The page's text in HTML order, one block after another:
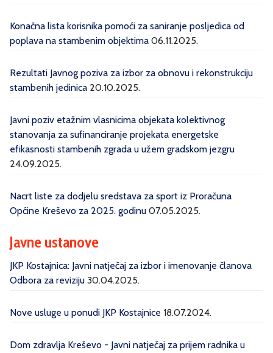
Konačna lista korisnika pomoći za saniranje posljedica od
poplava na stambenim objektima 06.11.2025.
Rezultati Javnog poziva za izbor za obnovu i rekonstrukciju
stambenih jedinica 20.10.2025.
Javni poziv etažnim vlasnicima objekata kolektivnog
stanovanja za sufinanciranje projekata energetske
efikasnosti stambenih zgrada u užem gradskom jezgru
24.09.2025.
Nacrt liste za dodjelu sredstava za sport iz Proračuna
Općine Kreševo za 2025. godinu 07.05.2025.
Javne ustanove
JKP Kostajnica: Javni natječaj za izbor i imenovanje članova
Odbora za reviziju 30.04.2025.
Nove usluge u ponudi JKP Kostajnice 18.07.2024.
Dom zdravlja Kreševo - Javni natječaj za prijem radnika u